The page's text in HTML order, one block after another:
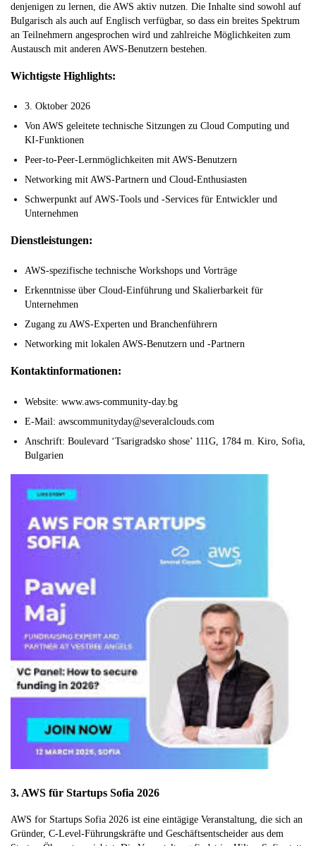
denjenigen zu lernen, die AWS aktiv nutzen. Die Inhalte sind sowohl auf
Bulgarisch als auch auf Englisch verfügbar, so dass ein breites Spektrum
an Teilnehmern angesprochen wird und zahlreiche Möglichkeiten zum
Austausch mit anderen AWS-Benutzern bestehen.
Wichtigste Highlights:
3. Oktober 2026
Von AWS geleitete technische Sitzungen zu Cloud Computing und
KI-Funktionen
Peer-to-Peer-Lernmöglichkeiten mit AWS-Benutzern
Networking mit AWS-Partnern und Cloud-Enthusiasten
Schwerpunkt auf AWS-Tools und -Services für Entwickler und
Unternehmen
Dienstleistungen:
AWS-spezifische technische Workshops und Vorträge
Erkenntnisse über Cloud-Einführung und Skalierbarkeit für
Unternehmen
Zugang zu AWS-Experten und Branchenführern
Networking mit lokalen AWS-Benutzern und -Partnern
Kontaktinformationen:
Website: www.aws-community-day.bg
E-Mail: awscommunityday@severalclouds.com
Anschrift: Boulevard ‘Tsarigradsko shose’ 111G, 1784 m. Kiro, Sofia,
Bulgarien
3. AWS für Startups Sofia 2026
AWS for Startups Sofia 2026 ist eine eintägige Veranstaltung, die sich an
Gründer, C-Level-Führungskräfte und Geschäftsentscheider aus dem